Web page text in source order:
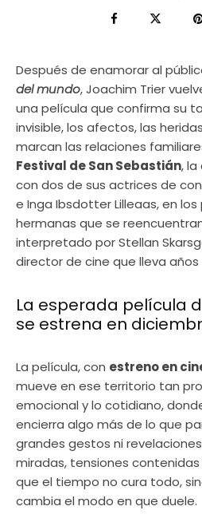
Después de enamorar al
del mundo, Joachim Trier
una película que confirma su
invisible, los afectos, las
marcan las relaciones
Festival de San Sebastián,
con dos de sus actrices de
e Inga Ibsdotter Lilleaas, en
hermanas que se
interpretado por Stellan
director de cine que lleva
La esperada película
se estrena en
La película, con estreno en
mueve en ese territorio tan
emocional y lo cotidiano,
encierra algo más de lo que
grandes gestos ni
miradas, tensiones
que el tiempo no cura todo,
cambia el modo en que duele.